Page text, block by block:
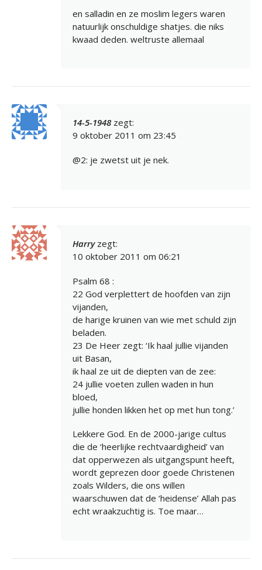
en salladin en ze moslim legers waren
natuurlijk onschuldige shatjes. die niks
kwaad deden. weltruste allemaal
14-5-1948 zegt:
9 oktober 2011 om 23:45
@2: je zwetst uit je nek.
Harry zegt:
10 oktober 2011 om 06:21
Psalm 68 :
22 God verplettert de hoofden van zijn
vijanden,
de harige kruinen van wie met schuld zijn
beladen.
23 De Heer zegt: ‘Ik haal jullie vijanden
uit Basan,
ik haal ze uit de diepten van de zee:
24 jullie voeten zullen waden in hun
bloed,
jullie honden likken het op met hun tong.’
Lekkere God. En de 2000-jarige cultus
die de ‘heerlijke rechtvaardigheid’ van
dat opperwezen als uitgangspunt heeft,
wordt geprezen door goede Christenen
zoals Wilders, die ons willen
waarschuwen dat de ‘heidense’ Allah pas
echt wraakzuchtig is. Toe maar…